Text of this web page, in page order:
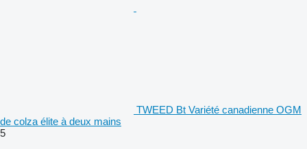
TWEED Bt Variété canadienne OGM
de colza élite à deux mains
5